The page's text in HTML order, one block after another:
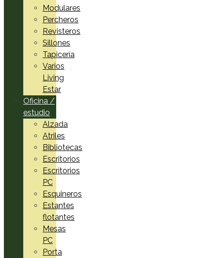
Modulares
Percheros
Revisteros
Sillones
Tapicería
Varios
Living
Estar
Oficina /
estudio
Alzada
Atriles
Bibliotecas
Escritorios
Escritorios
PC
Esquineros
Estantes
flotantes
Mesas
PC
Porta